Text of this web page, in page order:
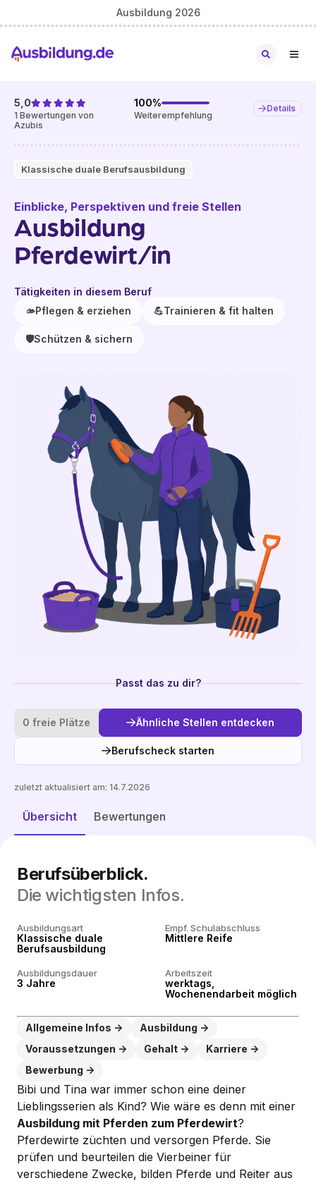
Ausbildung 2026
Klassische duale Berufsausbildung
5,0
1 Bewertungen von
Azubis
100%
Weiterempfehlung
Details
Einblicke, Perspektiven und freie Stellen
Ausbildung
Pferdewirt/in
Tätigkeiten in diesem Beruf
🫴Pflegen & erziehen 💪Trainieren & fit halten
🛡️Schützen & sichern
Passt das zu dir?
0 freie Plätze Ähnliche Stellen entdecken
Berufscheck starten
Übersicht Bewertungen
zuletzt aktualisiert am: 14.7.2026
Ähnliche Stellen entdecken
Berufsüberblick.
Die wichtigsten Infos.
Ausbildungsart
Klassische duale
Berufsausbildung
Empf. Schulabschluss
Mittlere Reife
Ausbildungsdauer
3 Jahre
Arbeitszeit
werktags,
Wochenendarbeit möglich
Allgemeine Infos
Ausbildung
Voraussetzungen
Gehalt
Karriere
Bewerbung
Bibi und Tina war immer schon eine deiner
Lieblingsserien als Kind? Wie wäre es denn mit einer
Ausbildung mit Pferden zum Pferdewirt?
Pferdewirte züchten und versorgen Pferde. Sie
prüfen und beurteilen die Vierbeiner für
verschiedene Zwecke, bilden Pferde und Reiter aus